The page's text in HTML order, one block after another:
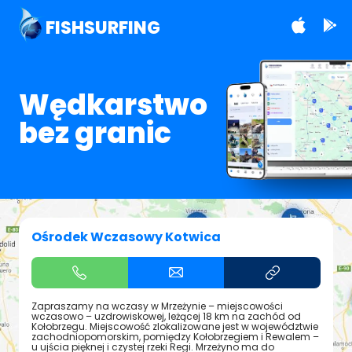
FISHSURFING
Wędkarstwo
bez granic
Ośrodek Wczasowy Kotwica
Zapraszamy na wczasy w Mrzeżynie – miejscowości
wczasowo – uzdrowiskowej, leżącej 18 km na zachód od
Kołobrzegu. Miejscowość zlokalizowane jest w województwie
zachodniopomorskim, pomiędzy Kołobrzegiem i Rewalem –
u ujścia pięknej i czystej rzeki Regi. Mrzeżyno ma do